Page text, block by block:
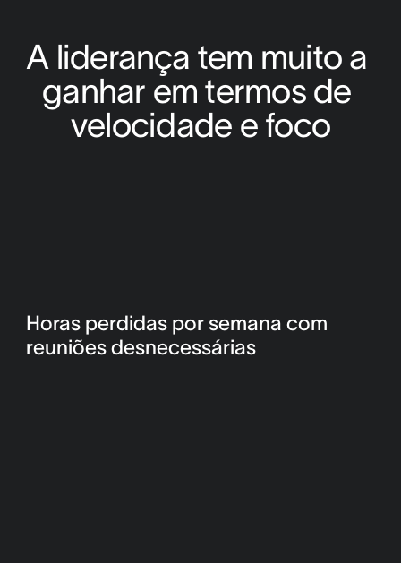
A liderança tem muito a
ganhar em termos de
velocidade e foco
Horas perdidas por semana com
reuniões desnecessárias